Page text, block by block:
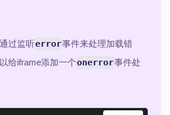
过监听error事件来处理加载错
给iframe添加一个onerror事件处